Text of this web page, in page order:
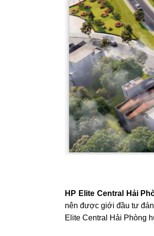
HP Elite Central Hải
nên được giới đầu tư
Elite Central Hải Phòng